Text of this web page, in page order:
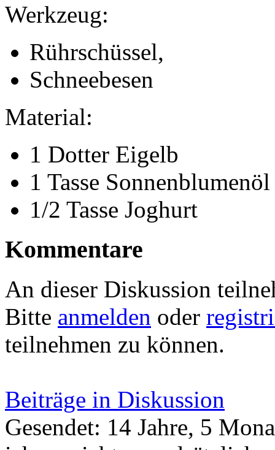
Werkzeug:
Rührschüssel,
Schneebesen
Material:
1 Dotter Eigelb
1 Tasse Sonnenblumenöl
1/2 Tasse Joghurt
Kommentare
An dieser Diskussion
Bitte anmelden oder
teilnehmen zu können.
Beiträge in Diskussion
Gesendet: 14 Jahre, 5